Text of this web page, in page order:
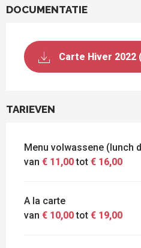
DOCUMENTATIE
Carte Hiver 2022
TARIEVEN
Menu volwassene (lunch
van € 11,00tot € 16,00
A la carte
van € 10,00tot € 19,00